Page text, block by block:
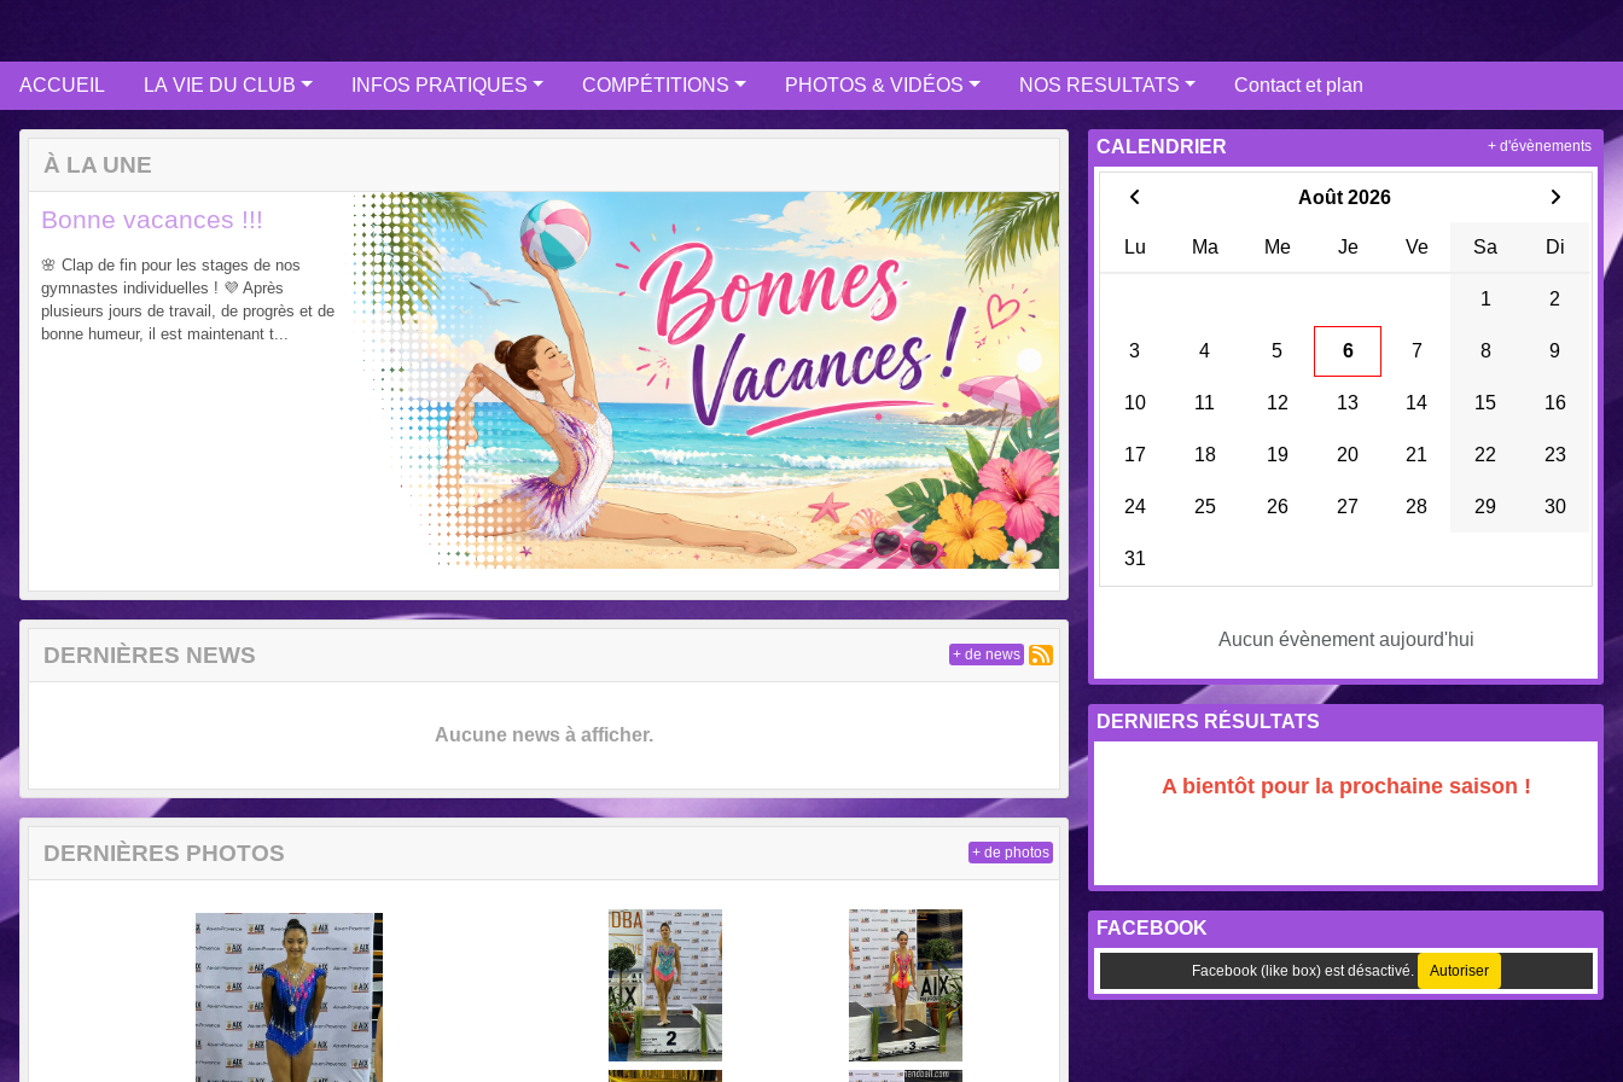
ACCUEIL LA VIE DU CLUB INFOS PRATIQUES COMPÉTITIONS PHOTOS & VIDÉOS NOS RESULTATS Contact et plan
À LA UNE
Bonne vacances !!!
🌸 Clap de fin pour les stages de nos
gymnastes individuelles ! 💜 Après
plusieurs jours de travail, de progrès et de
bonne humeur, il est maintenant t...
DERNIÈRES NEWS
Aucune news à afficher.
+ de news
DERNIÈRES PHOTOS + de photos
CALENDRIER
Août 2026
Lu Ma Me Je Ve Sa Di
1 2
3 4 5 6 7 8 9
10 11 12 13 14 15 16
17 18 19 20 21 22 23
24 25 26 27 28 29 30
31
Aucun évènement aujourd'hui
+ d'évènements
DERNIERS RÉSULTATS
A bientôt pour la prochaine saison !
FACEBOOK
Facebook (like box) est désactivé. Autoriser